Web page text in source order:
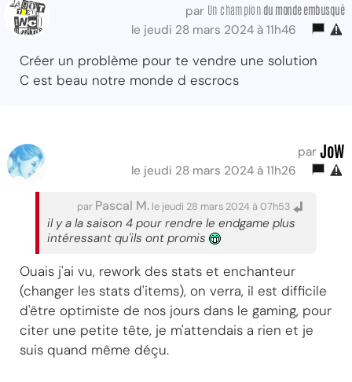
par Un champion du monde embusqué
le jeudi 28 mars 2024 à 11h46
Créer un problème pour te vendre une solution
C est beau notre monde d escrocs
par JoW
le jeudi 28 mars 2024 à 11h26
par Pascal M. le jeudi 28 mars 2024 à 07h53
il y a la saison 4 pour rendre le endgame plus
intéressant qu'ils ont promis
Ouais j'ai vu, rework des stats et enchanteur
(changer les stats d'items), on verra, il est difficile
d'être optimiste de nos jours dans le gaming, pour
citer une petite tête, je m'attendais a rien et je
suis quand même déçu.